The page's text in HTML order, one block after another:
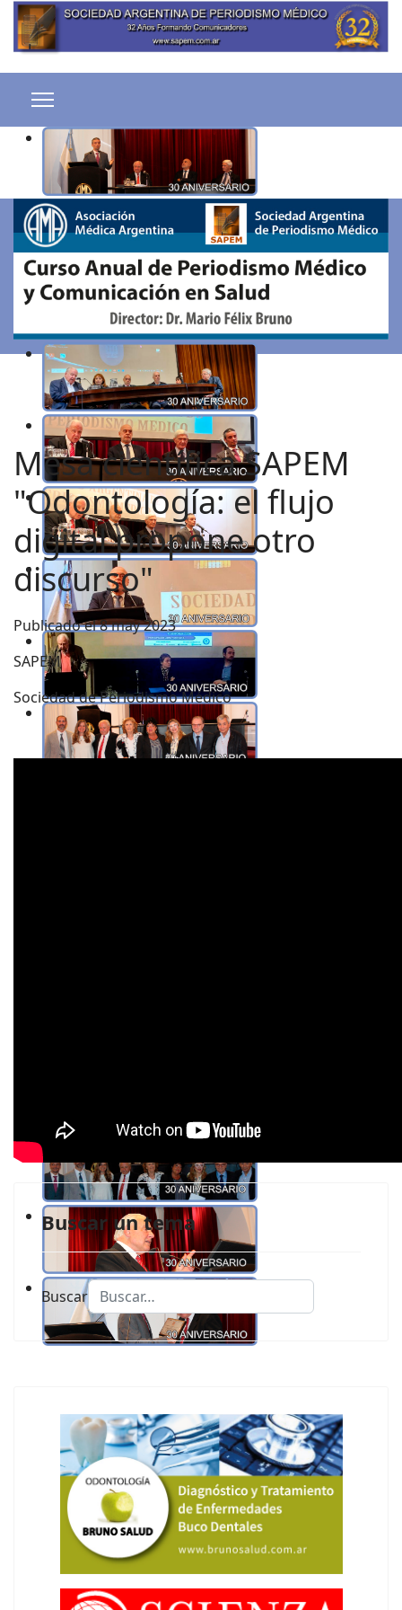
Mesa científica SAPEM
"Odontología: el flujo
digital propone otro
discurso"
Publicado el8 may 2023
SAPEM
Sociedad de Periodismo Médico
Buscar un tema
Buscar